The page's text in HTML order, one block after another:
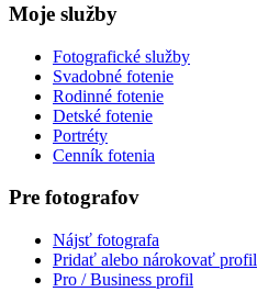
Moje služby
Fotografické služby
Svadobné fotenie
Rodinné fotenie
Detské fotenie
Portréty
Cenník fotenia
Pre fotografov
Nájsť fotografa
Pridať alebo nárokovať profil
Pro / Business profil